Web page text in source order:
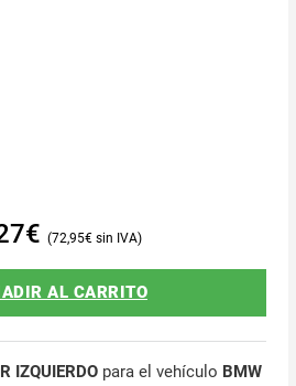
€ 72,95€
AL CARRITO
IZQUIERDOpara el vehículo BMW